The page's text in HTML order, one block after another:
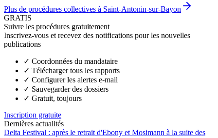
Plus de procédures collectives à Saint-Antonin-sur-Bayon
GRATIS
Suivre les procédures gratuitement
Inscrivez-vous et recevez des notifications pour les nouvelles
publications
✓ Coordonnées du mandataire
✓ Télécharger tous les rapports
✓ Configurer les alertes e-mail
✓ Sauvegarder des dossiers
✓ Gratuit, toujours
Inscription gratuite
Dernières actualités
Delta Festival : après le retrait d'Ebony et Mosimann à la suite des